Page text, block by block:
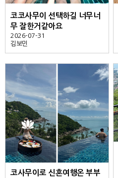
코코사무이 선택하길 너무너
무 잘한거같아요
2026-07-31
김보민
코사무이로 신혼여행온 부부